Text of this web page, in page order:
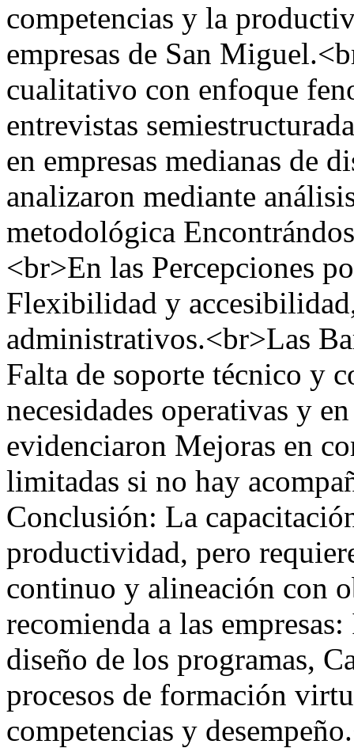
competencias y la
empresas de San
cualitativo con enfoque
entrevistas
en empresas medianas de
analizaron mediante
metodológica
<br>En las Percepciones
Flexibilidad y
administrativos.<br>Las
Falta de soporte técnico y
necesidades operativas y
evidenciaron Mejoras en
limitadas si no hay
Conclusión: La
productividad, pero
continuo y alineación con
recomienda a las
diseño de los programas,
procesos de formación
competencias y